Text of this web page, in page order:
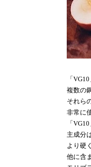
「 VG10
複数の
それら
非常に
「 VG10
主成分
より硬
他に含